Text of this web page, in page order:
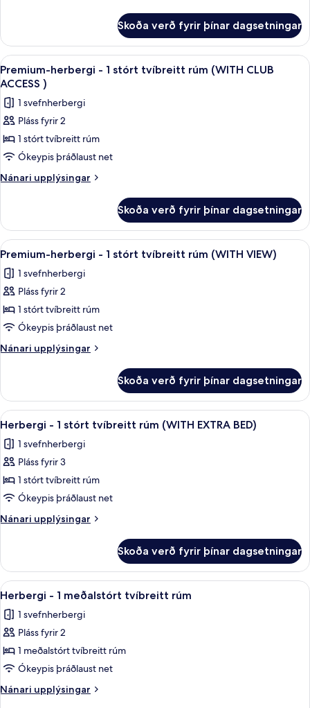
rúm
(WITH
VIEW
AND
CLUB
ACCESS)
herbergi
1
stórt
rúm
(WITH
AND
CLUB
Skoða verð fyrir þínar dagsetningar
Skoða
allar
myndir
fyrir
Premium-
herbergi
-
1
rúm
(WITH
CLUB
ACCESS
Rúmföt úr egypskri bómull, rúmföt
8
Premium-herbergi - 1 stórt tvíbreitt rúm (WITH CLUB
ACCESS )
1 svefnherbergi
Pláss fyrir 2
1 stórt tvíbreitt rúm
Ókeypis þráðlaust net
Nánari upplýsingar
Nánari
herbergi
1
tvíbreitt
rúm
CLUB
ACCESS
Skoða verð fyrir þínar dagsetningar
Skoða
allar
myndir
fyrir
Premium-
herbergi
-
1
tvíbreitt
rúm
(WITH
VIEW)
Rúmföt úr egypskri bómull, rúmföt
5
Premium-herbergi - 1 stórt tvíbreitt rúm (WITH VIEW)
1 svefnherbergi
Pláss fyrir 2
1 stórt tvíbreitt rúm
Ókeypis þráðlaust net
Nánari upplýsingar
Nánari
herbergi
1
tvíbreitt
rúm
VIEW)
Skoða verð fyrir þínar dagsetningar
Skoða
allar
myndir
fyrir
Herbergi
-
1
stórt
rúm
(WITH
EXTRA
BED)
Herbergi - 1 stórt tvíbreitt rúm
5
Herbergi - 1 stórt tvíbreitt rúm (WITH EXTRA BED)
1 svefnherbergi
Pláss fyrir 3
1 stórt tvíbreitt rúm
Ókeypis þráðlaust net
Nánari upplýsingar
Nánari
-
stórt
tvíbreitt
rúm
(WITH
BED)
Skoða verð fyrir þínar dagsetningar
Skoða
allar
myndir
fyrir
Herbergi
-
1
meðalstórt
Herbergi - 1 meðalstórt tvíbreitt
8
Herbergi - 1 meðalstórt tvíbreitt rúm
1 svefnherbergi
Pláss fyrir 2
1 meðalstórt tvíbreitt rúm
Ókeypis þráðlaust net
Nánari upplýsingar
Nánari